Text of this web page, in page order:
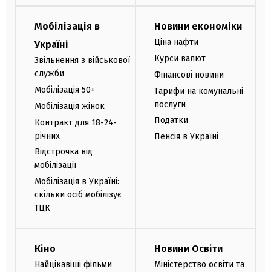
Мобілізація в
Україні
Звільнення з військової
служби
Мобілізація 50+
Мобілізація жінок
Контракт для 18-24-
річних
Відстрочка від
мобілізації
Мобілізація в Україні:
скільки осіб мобілізує
ТЦК
Новини економіки
Ціна нафти
Курси валют
Фінансові новини
Тарифи на комунальні
послуги
Податки
Пенсія в Україні
Кіно
Найцікавіші фільми
Новини Освіти
Міністерство освіти та